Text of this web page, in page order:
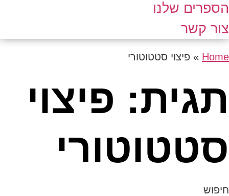
הספרים שלנו
צור קשר
Home
» פיצוי סטטוטורי
תגית: פיצוי
סטטוטורי
חיפוש